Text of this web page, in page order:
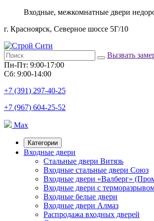
Входные, межкомнатные двери
г. Красноярск, Северное шоссе 5Г/10
Вызвать
Пн-Пт: 9:00-17:00
Сб: 9:00-14:00
+7 (391) 297-40-25
+7 (967) 604-25-52
Max
Категории
Входные двери
Стальные двери Витязь
Входные стальные двери Союз
Входные двери «Валберг»
Входные двери с
Входные белые двери
Входные двери Алмаз
Распродажа входных дверей